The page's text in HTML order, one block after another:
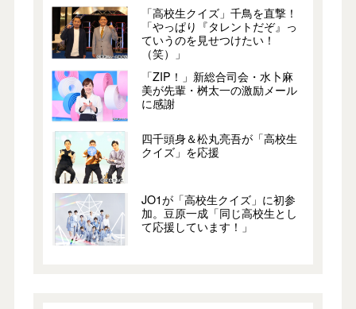
「高校生クイズ」千鳥を直撃！
「やっぱり『タレントだぞ』っ
ていうのを見せつけたい！
（笑）」
「ZIP！」新総合司会・水卜麻
美が先輩・桝太一の激励メール
に感謝
四千頭身＆松丸亮吾が「高校生
クイズ」を応援
JO1が「高校生クイズ」に初参
加。豆原一成「同じ高校生とし
て応援しています！」